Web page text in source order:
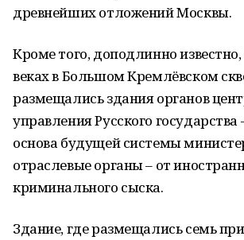
древнейших отложений Москвы.
Кроме того, доподлинно известно,
веках в Большом Кремлёвском
размещались здания органов
управления Русского государства
основа будущей системы
отраслевые органы – от
криминального сыска.
Здание, где размещались семь